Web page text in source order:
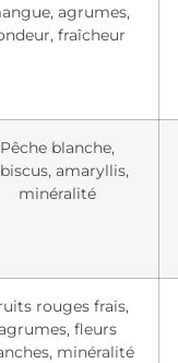
agrumes,
fraîcheur
Pêche blanche,
amaryllis,
minéralité
rouges frais,
fleurs
minéralité